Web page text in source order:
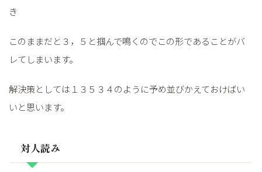
き
このままだと３，５と掴んで鳴くのでこの形であることがバ
レてしまいます。
解決策としては１３５３４のように予め並びかえておけばい
いと思います。
対人読み